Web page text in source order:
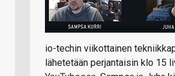
io-techin viikottainen
lähetetään perjantaisin klo 15